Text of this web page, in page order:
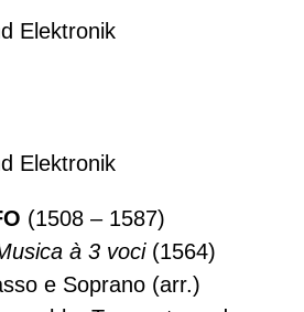
Elektronik
Elektronik
(1508 – 1587)
à 3 voci(1564)
e Soprano (arr.)